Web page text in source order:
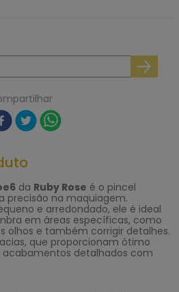
da Ruby Rose é o pincel
precisão na maquiagem.
e arredondado, ele é ideal
em áreas específicas, como
olhos e também corrigir detalhes.
que proporcionam ótimo
detalhados com